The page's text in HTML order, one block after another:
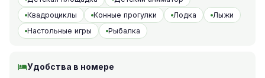
Квадроциклы
Конные прогулки Лодка
Лыжи
Настольные игры
Рыбалка
Удобства в номере